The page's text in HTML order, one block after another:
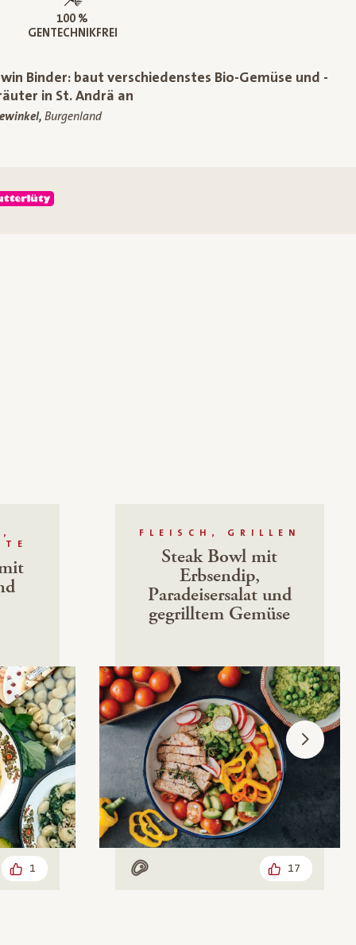
100 %
GENTECHNIKFREI
Binder: baut verschiedenstes Bio-Gemüse und -
in St. Andrä an
Burgenland
1
FLEISCH, GRILLEN
Steak Bowl mit
Erbsendip,
Paradeisersalat und
gegrilltem Gemüse
Mit Fleisch 17